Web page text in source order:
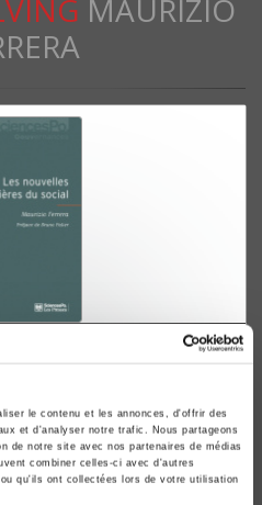
le contenu et les annonces, d'offrir des
et d'analyser notre trafic. Nous partageons
de notre site avec nos partenaires de médias
combiner celles-ci avec d'autres
qu'ils ont collectées lors de votre utilisation
MAURIZIO
social
les transformations de
sociale